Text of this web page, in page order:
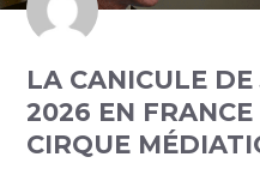
LA CANICULE
2026 EN
CIRQUE